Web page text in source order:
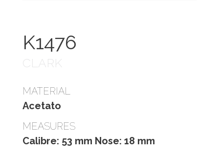
K1476
CLARK
MATERIAL
Acetato
MEASURES
Calibre: 53 mm Nose: 18 mm